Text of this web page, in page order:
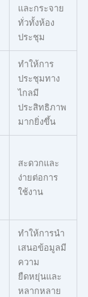
และกระจาย
ทั่วทั้งห้อง
ประชุม
ทำให้การ
ประชุมทาง
ไกลมี
ประสิทธิภาพ
มากยิ่งขึ้น
สะดวกและ
ง่ายต่อการ
ใช้งาน
ทำให้การนำ
เสนอข้อมูลมี
ความ
ยืดหยุ่นและ
หลากหลาย